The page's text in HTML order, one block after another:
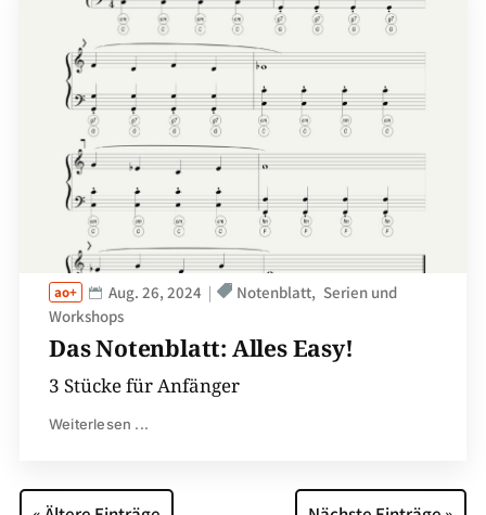
Das Notenblatt: Alles Easy!
Aug. 26, 2024 Notenblatt
Serien und
Workshops
3 Stücke für Anfänger
Weiterlesen ...